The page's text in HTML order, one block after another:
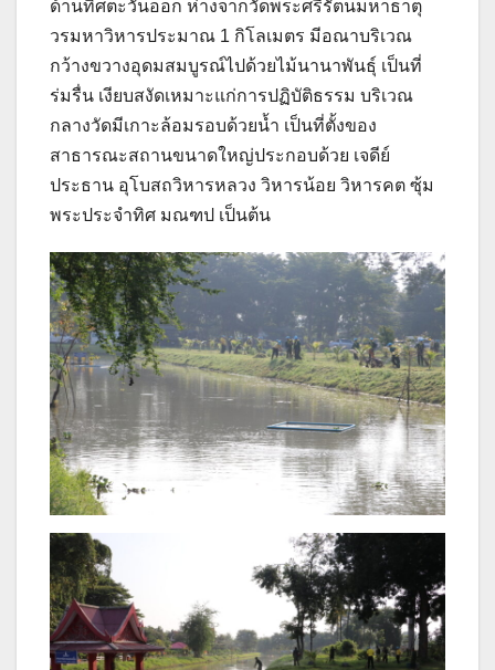
ด้านทิศตะวันออก ห่างจากวัดพระศรีรัตนมหาธาตุ
วรมหาวิหารประมาณ 1 กิโลเมตร มีอณาบริเวณ
กว้างขวางอุดมสมบูรณ์ไปด้วยไม้นานาพันธุ์ เป็นที่
ร่มรื่น เงียบสงัดเหมาะแก่การปฏิบัติธรรม บริเวณ
กลางวัดมีเกาะล้อมรอบด้วยน้ำ เป็นที่ตั้งของ
สาธารณะสถานขนาดใหญ่ประกอบด้วย เจดีย์
ประธาน อุโบสถวิหารหลวง วิหารน้อย วิหารคต ซุ้ม
พระประจำทิศ มณฑป เป็นต้น